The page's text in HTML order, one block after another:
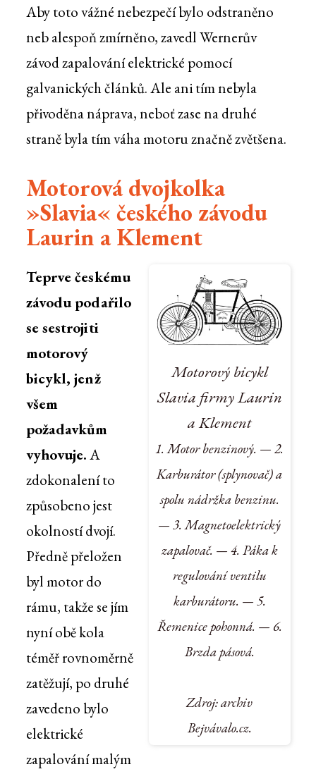
Aby toto vážné nebezpečí bylo odstraněno
neb alespoň zmírněno, zavedl Wernerův
závod zapalování elektrické pomocí
galvanických článků. Ale ani tím nebyla
přivoděna náprava, neboť zase na druhé
straně byla tím váha motoru značně zvětšena.
Motorová dvojkolka
»Slavia« českého závodu
Laurin a Klement
Motorový bicykl
Slavia firmy Laurin
a Klement
1. Motor benzinový. — 2.
Karburátor (splynovač) a
spolu nádržka benzinu.
— 3. Magnetoelektrický
zapalovač. — 4. Páka k
regulování ventilu
karburátoru. — 5.
Řemenice pohonná. — 6.
Brzda pásová.
Zdroj: archiv
Bejvávalo.cz.
Teprve českému
závodu podařilo
se sestrojiti
motorový
bicykl, jenž
všem
požadavkům
vyhovuje.A
zdokonalení to
způsobeno jest
okolností dvojí.
Předně přeložen
byl motor do
rámu, takže se jím
nyní obě kola
téměř rovnoměrně
zatěžují, po druhé
zavedeno bylo
elektrické
zapalování malým